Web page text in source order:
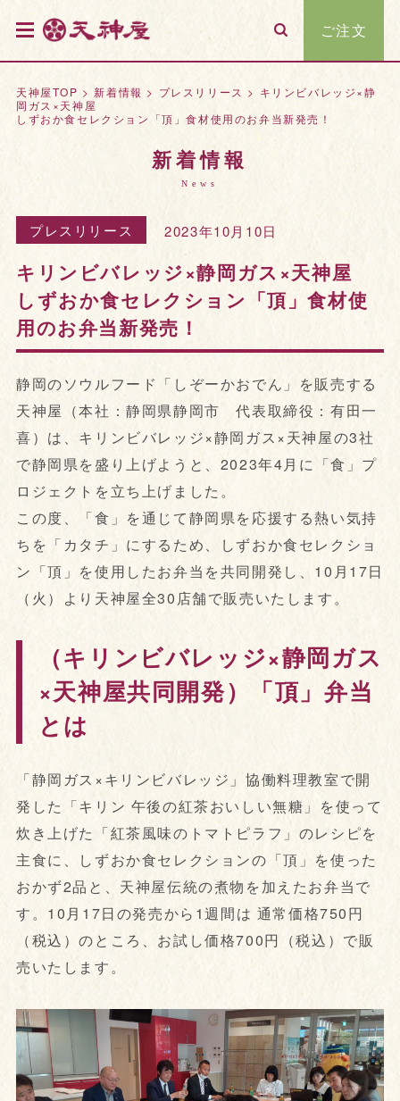
ご注文
天神屋TOP >新着情報 > プレスリリース > キリンビバレッジ×静
岡ガス×天神屋
しずおか食セレクション「頂」食材使用のお弁当新発売！
新着情報
News
プレスリリース 2023年10月10日
キリンビバレッジ×静岡ガス×天神屋
しずおか食セレクション「頂」食材使
用のお弁当新発売！
静岡のソウルフード「しぞーかおでん」を販売する
天神屋（本社：静岡県静岡市 代表取締役：有田一
喜）は、キリンビバレッジ×静岡ガス×天神屋の3社
で静岡県を盛り上げようと、2023年4月に「食」プ
ロジェクトを立ち上げました。
この度、「食」を通じて静岡県を応援する熱い気持
ちを「カタチ」にするため、しずおか食セレクショ
ン「頂」を使用したお弁当を共同開発し、10月17日
（火）より天神屋全30店舗で販売いたします。
（キリンビバレッジ×静岡ガス
×天神屋共同開発）「頂」弁当
とは
「静岡ガス×キリンビバレッジ」協働料理教室で開
発した「キリン 午後の紅茶おいしい無糖」を使って
炊き上げた「紅茶風味のトマトピラフ」のレシピを
主食に、しずおか食セレクションの「頂」を使った
おかず2品と、天神屋伝統の煮物を加えたお弁当で
す。10月17日の発売から1週間は 通常価格750円
（税込）のところ、お試し価格700円（税込）で販
売いたします。